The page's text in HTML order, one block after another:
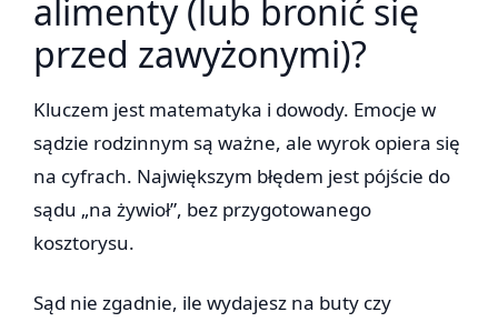
alimenty (lub bronić się
przed zawyżonymi)?
Kluczem jest matematyka i dowody. Emocje w
sądzie rodzinnym są ważne, ale wyrok opiera się
na cyfrach. Największym błędem jest pójście do
sądu „na żywioł”, bez przygotowanego
kosztorysu.
Sąd nie zgadnie, ile wydajesz na buty czy